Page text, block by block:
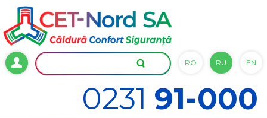
RO RU EN
0231 91-000